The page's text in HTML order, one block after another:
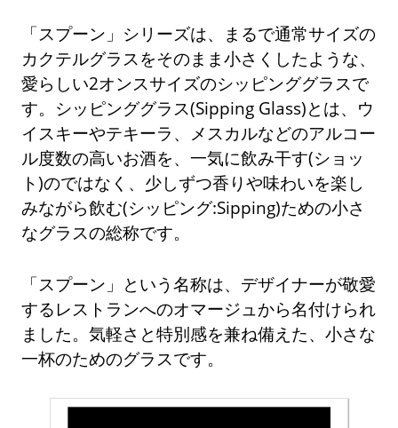
「スプーン」シリーズは、まるで通常サイズの
カクテルグラスをそのまま小さくしたような、
愛らしい2オンスサイズのシッピンググラスで
す。シッピンググラス(Sipping Glass)とは、ウ
イスキーやテキーラ、メスカルなどのアルコー
ル度数の高いお酒を、一気に飲み干す(ショッ
ト)のではなく、少しずつ香りや味わいを楽し
みながら飲む(シッピング:Sipping)ための小さ
なグラスの総称です。
「スプーン」という名称は、デザイナーが敬愛
するレストランへのオマージュから名付けられ
ました。気軽さと特別感を兼ね備えた、小さな
一杯のためのグラスです。